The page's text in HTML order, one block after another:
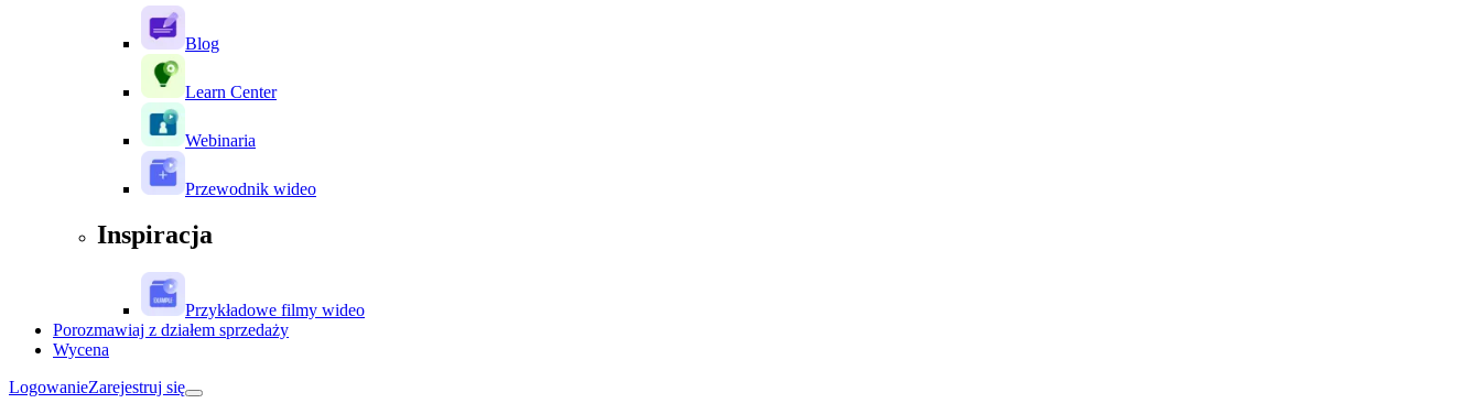
Blog
Learn Center
Webinaria
Przewodnik wideo
Inspiracja
Przykładowe filmy wideo
Porozmawiaj z działem sprzedaży
Wycena
LogowanieZarejestruj się